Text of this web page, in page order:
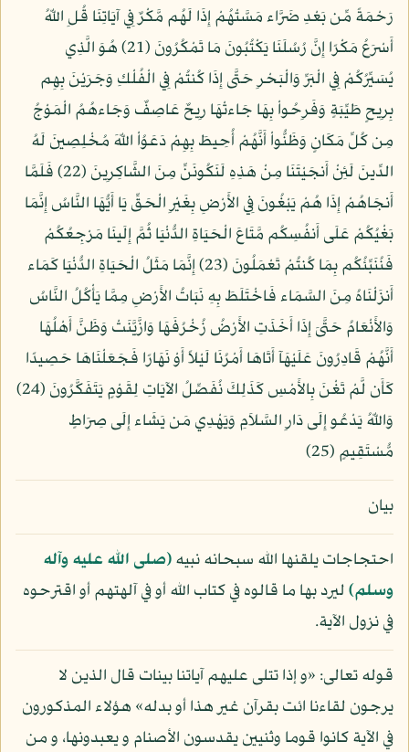
رَحْمَةً مِّن بَعْدِ ضَرَّاء مَسَّتْهُمْ إِذَا لَهُم مَّكْرٌ فِي آيَاتِنَا قُلِ اللّهُ
أَسْرَعُ مَكْرًا إِنَّ رُسُلَنَا يَكْتُبُونَ مَا تَمْكُرُونَ (21) هُوَ الَّذِي
يُسَيِّرُكُمْ فِي الْبَرِّ وَالْبَحْرِ حَتَّى إِذَا كُنتُمْ فِي الْفُلْكِ وَجَرَيْنَ بِهِم
بِرِيحٍ طَيِّبَةٍ وَفَرِحُواْ بِهَا جَاءتْهَا رِيحٌ عَاصِفٌ وَجَاءهُمُ الْمَوْجُ
مِن كُلِّ مَكَانٍ وَظَنُّواْ أَنَّهُمْ أُحِيطَ بِهِمْ دَعَوُاْ اللّهَ مُخْلِصِينَ لَهُ
الدِّينَ لَئِنْ أَنجَيْتَنَا مِنْ هَذِهِ لَنَكُونَنِّ مِنَ الشَّاكِرِينَ (22) فَلَمَّا
أَنجَاهُمْ إِذَا هُمْ يَبْغُونَ فِي الأَرْضِ بِغَيْرِ الْحَقِّ يَا أَيُّهَا النَّاسُ إِنَّمَا
بَغْيُكُمْ عَلَى أَنفُسِكُم مَّتَاعَ الْحَيَاةِ الدُّنْيَا ثُمَّ إِلَينَا مَرْجِعُكُمْ
فَنُنَبِّئُكُم بِمَا كُنتُمْ تَعْمَلُونَ (23) إِنَّمَا مَثَلُ الْحَيَاةِ الدُّنْيَا كَمَاء
أَنزَلْنَاهُ مِنَ السَّمَاء فَاخْتَلَطَ بِهِ نَبَاتُ الأَرْضِ مِمَّا يَأْكُلُ النَّاسُ
وَالأَنْعَامُ حَتَّىَ إِذَا أَخَذَتِ الأَرْضُ زُخْرُفَهَا وَازَّيَّنَتْ وَظَنَّ أَهْلُهَا
أَنَّهُمْ قَادِرُونَ عَلَيْهَآ أَتَاهَا أَمْرُنَا لَيْلاً أَوْ نَهَارًا فَجَعَلْنَاهَا حَصِيدًا
كَأَن لَّمْ تَغْنَ بِالأَمْسِ كَذَلِكَ نُفَصِّلُ الآيَاتِ لِقَوْمٍ يَتَفَكَّرُونَ (24)
وَاللّهُ يَدْعُو إِلَى دَارِ السَّلاَمِ وَيَهْدِي مَن يَشَاء إِلَى صِرَاطٍ
مُّسْتَقِيمٍ (25)
بيان
احتجاجات يلقنها الله سبحانه نبيه(صلى الله عليه وآله
وسلم)ليرد بها ما قالوه في كتاب الله أو في آلهتهم أو اقترحوه
في نزول الآية.
قوله تعالى: «و إذا تتلى عليهم آياتنا بينات قال الذين لا
يرجون لقاءنا ائت بقرآن غير هذا أو بدله» هؤلاء المذكورون
في الآية كانوا قوما وثنيين يقدسون الأصنام و يعبدونها، و من